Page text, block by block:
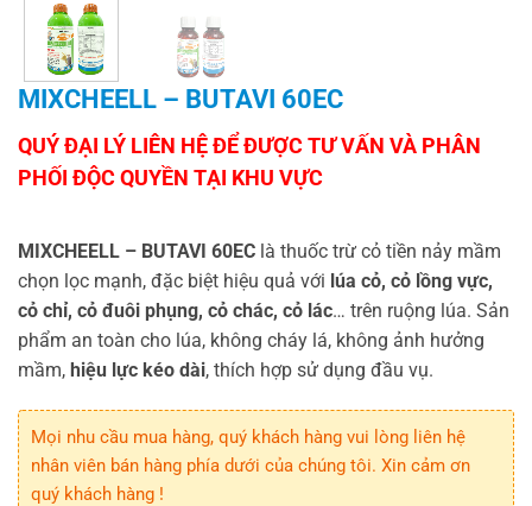
MIXCHEELL – BUTAVI 60EC
MIXCHEELL – BUTAVI 60EC là thuốc trừ cỏ tiền nảy mầm
chọn lọc mạnh, đặc biệt hiệu quả với lúa cỏ, cỏ lồng vực,
cỏ chỉ, cỏ đuôi phụng, cỏ chác, cỏ lác… trên ruộng lúa. Sản
phẩm an toàn cho lúa, không cháy lá, không ảnh hưởng
mầm, hiệu lực kéo dài, thích hợp sử dụng đầu vụ.
Mọi nhu cầu mua hàng, quý khách hàng vui lòng liên hệ
nhân viên bán hàng phía dưới của chúng tôi. Xin cảm ơn
quý khách hàng !